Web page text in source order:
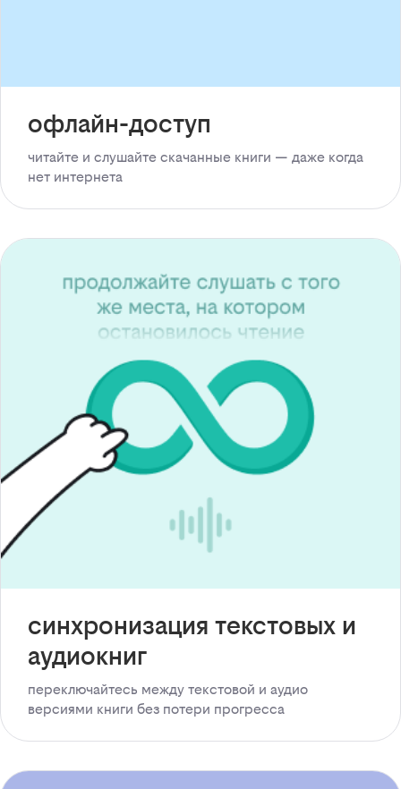
офлайн-доступ
читайте и слушайте скачанные книги — даже когда
нет интернета
синхронизация текстовых и
аудиокниг
переключайтесь между текстовой и аудио
версиями книги без потери прогресса